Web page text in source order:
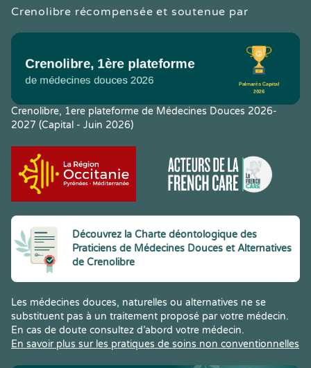
Crenolibre récompensée et soutenue par
Crenolibre, 1ere plateforme de Médecines Douces 2026-
2027 (Capital - Juin 2026)
Découvrez la Charte déontologique des
Praticiens de Médecines Douces et Alternatives
de Crenolibre
Les médecines douces, naturelles ou alternatives ne se
substituent pas à un traitement proposé par votre médecin.
En cas de doute consultez d’abord votre médecin.
En savoir plus sur les pratiques de soins non conventionnelles